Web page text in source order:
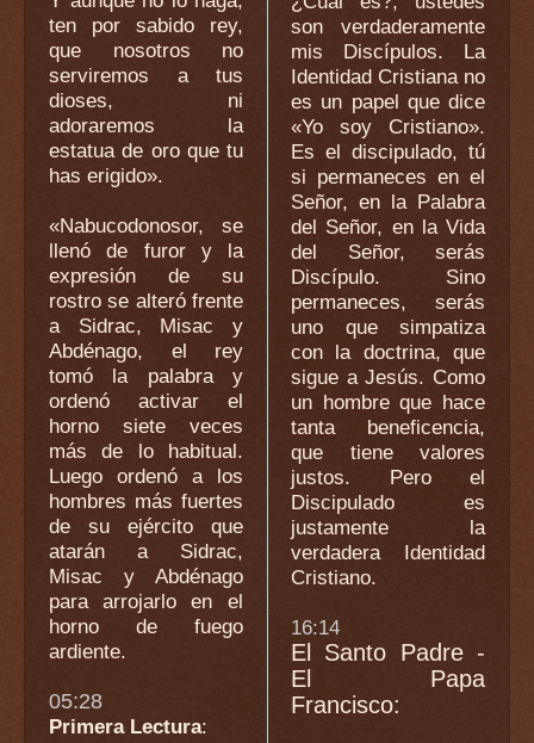
ten por sabido rey,
que nosotros no
serviremos a tus
dioses, ni
adoraremos la
estatua de oro que tu
has erigido».
«Nabucodonosor, se
llenó de furor y la
expresión de su
rostro se alteró frente
a Sidrac, Misac y
Abdénago, el rey
tomó la palabra y
ordenó activar el
horno siete veces
más de lo habitual.
Luego ordenó a los
hombres más fuertes
de su ejército que
atarán a Sidrac,
Misac y Abdénago
para arrojarlo en el
horno de fuego
ardiente.
05:28
Primera Lectura:
son verdaderamente
mis Discípulos. La
Identidad Cristiana no
es un papel que dice
«Yo soy Cristiano».
Es el discipulado, tú
si permaneces en el
Señor, en la Palabra
del Señor, en la Vida
del Señor, serás
Discípulo. Sino
permaneces, serás
uno que simpatiza
con la doctrina, que
sigue a Jesús. Como
un hombre que hace
tanta beneficencia,
que tiene valores
justos. Pero el
Discipulado es
justamente la
verdadera Identidad
Cristiano.
16:14
El Santo Padre -
El Papa
Francisco: